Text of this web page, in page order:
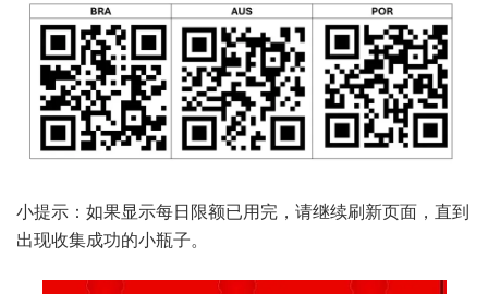
小提示：如果显示每日限额已用完，请继续刷新页面，直到
出现收集成功的小瓶子。